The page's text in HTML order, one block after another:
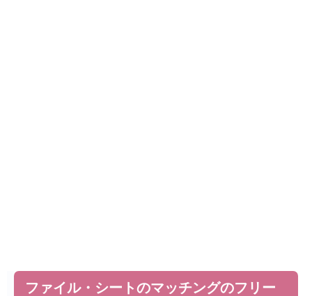
ファイル・シートのマッチングのフリー